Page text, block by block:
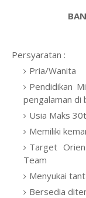
Persyaratan :
Pria/Wanita
Pendidikan
pengalaman di
Usia Maks
Memiliki
Target
Team
Menyukai
Bersedia